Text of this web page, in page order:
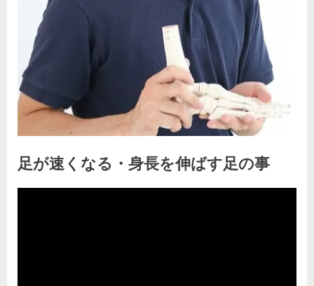
足が速くなる・身長を伸ばす足の事
Posted
2024年1月22日
By
kodomiracafe2023
足
コメントはまだありません